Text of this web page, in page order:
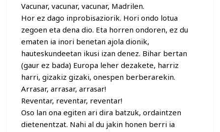
Vacunar, vacunar, vacunar, Madrilen.
Hor ez dago inprobisaziorik. Hori ondo lotua
zegoen eta dena dio. Eta horren ondoren, ez du
ematen ia inori benetan ajola dionik,
hauteskundeetan ikusi izan denez. Bihar bertan
(gaur ez bada) Europa leher dezakete, harriz
harri, gizakiz gizaki, onespen berberarekin.
Arrasar, arrasar, arrasar!
Reventar, reventar, reventar!
Oso lan ona egiten ari dira batzuk, ordaintzen
dietenentzat. Nahi al du jakin honen berri ia